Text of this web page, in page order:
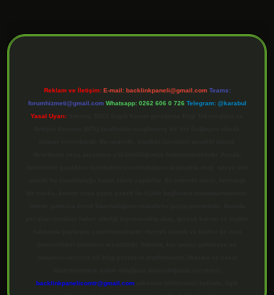
Reklam ve İletişim: E-mail: backlinkpaneli@gmail.com Teams:
forumhizmeti@gmail.com Whatsapp: 0262 606 0 726 Telegram: @karabul
Yasal Uyarı:
backlinkpanelicomtr@gmail.com